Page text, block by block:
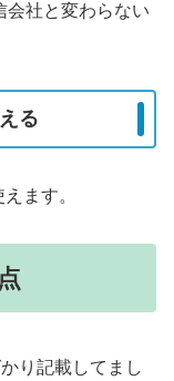
会社と変わらない
る
ます。
り記載してまし